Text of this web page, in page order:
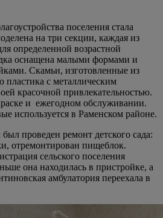
поселения стала
на три секции, каждая из
определенной возрастной
оснащена малыми формами и
Скамьи, изготовленные из
пластика с металлическим
красочной привлекательностью.
и ежегодном обслуживании.
используется в Раменском районе.
проведен ремонт детского сада:
отремонтирован пищеблок.
сельского поселения
она находилась в пристройке, а
амбулатория переехала в